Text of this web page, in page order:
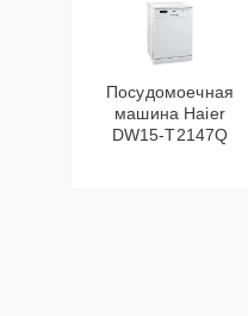
Посудомоечная
машина Haier
DW15-T2147Q